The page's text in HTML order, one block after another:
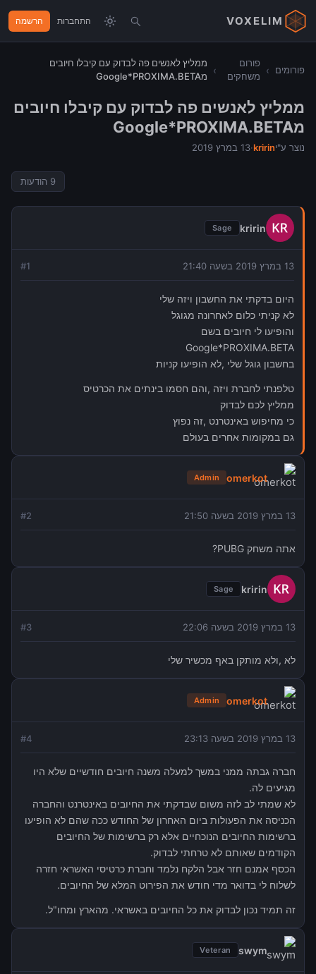
VOXELIM התחברות הרשמה
פורומים ›
פורום
משחקים
›
ממליץ לאנשים פה לבדוק עם קיבלו חיובים
מGoogle*PROXIMA.BETA
ממליץ לאנשים פה לבדוק עם קיבלו חיובים
מGoogle*PROXIMA.BETA
נוצר ע"יkririn
·13 במרץ 2019
9 הודעות
kririn
Sage
13 במרץ 2019 בשעה 21:40 #1
היום בדקתי את החשבון ויזה שלי
לא קניתי כלום לאחרונה מגוגל
והופיעו לי חיובים בשם
Google*PROXIMA.BETA
בחשבון גוגל שלי ,לא הופיעו קניות
טלפנתי לחברת ויזה ,והם חסמו בינתים את הכרטיס
ממליץ לכם לבדוק
כי מחיפוש באינטרנט ,זה נפוץ
גם במקומות אחרים בעולם
omerkot
Admin
13 במרץ 2019 בשעה 21:50 #2
אתה משחק PUBG?
kririn
Sage
13 במרץ 2019 בשעה 22:06 #3
לא ,ולא מותקן באף מכשיר שלי
omerkot
Admin
13 במרץ 2019 בשעה 23:13 #4
חברה גבתה ממני במשך למעלה משנה חיובים חודשיים שלא היו
מגיעים לה.
לא שמתי לב לזה משום שבדקתי את החיובים באינטרנט והחברה
הכניסה את הפעולות ביום האחרון של החודש ככה שהם לא הופיעו
ברשימות החיובים הנוכחיים אלא רק ברשימות של החיובים
הקודמים שאותם לא טרחתי לבדוק.
הכסף אמנם חזר אבל הלקח נלמד וחברת כרטיסי האשראי חזרה
לשלוח לי בדואר מדי חודש את הפירוט המלא של החיובים.
זה תמיד נכון לבדוק את כל החיובים באשראי. מהארץ ומחו"ל.
swym
Veteran